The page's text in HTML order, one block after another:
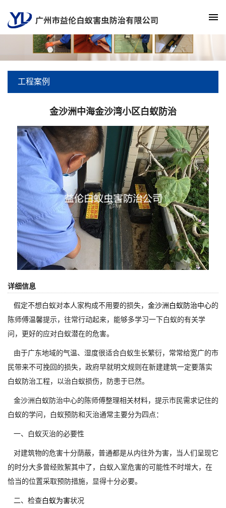
工程案例
金沙洲中海金沙湾小区白蚁防治
详细信息
假定不想白蚁对本人家构成不用要的损失， 金沙洲白蚁防治中心的
陈师傅温馨提示，往常行动起来，能够多学习一下白蚁的有关学
问，更好的应对白蚁潜在的危害。
由于广东地域的气温、湿度很适合白蚁生长繁衍，常常给宽广的市
民带来不可挽回的损失，政府早就明文规则在新建建筑一定要落实
白蚁防治工程，以治白蚁损伤，防患于已然。
金沙洲白蚁防治中心的陈师傅整理相关材料，提示市民需求记住的
白蚁的学问，白蚁预防和灭治通常主要分为四点：
一、白蚁灭治的必要性
对建筑物的危害十分荫蔽，普通都是从内往外为害，当人们呈现它
的时分大多曾经败絮其中了，白蚁入室危害的可能性不时增大，在
恰当的位置采取预防措施，显得十分必要。
二、检查白蚁为害状况